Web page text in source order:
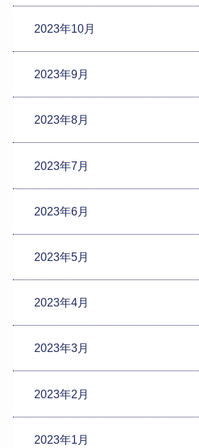
2023年10月
2023年9月
2023年8月
2023年7月
2023年6月
2023年5月
2023年4月
2023年3月
2023年2月
2023年1月